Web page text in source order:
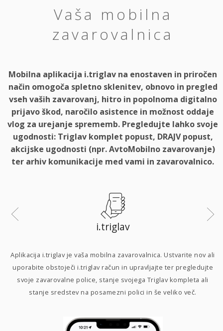
Vaša mobilna
zavarovalnica
Mobilna aplikacija i.triglav na enostaven in priročen
način omogoča spletno sklenitev, obnovo in pregled
vseh vaših zavarovanj, hitro in popolnoma digitalno
prijavo škod, naročilo asistence in možnost oddaje
vlog za urejanje sprememb. Pregledujte lahko svoje
ugodnosti: Triglav komplet popust, DRAJV popust,
akcijske ugodnosti (npr. AvtoMobilno zavarovanje)
ter arhiv komunikacije med vami in zavarovalnico.
i.triglav
Aplikacija i.triglav je vaša mobilna zavarovalnica. Ustvarite nov ali
uporabite obstoječi i.triglav račun in upravljajte ter pregledujte
svoje zavarovalne police, stanje svojega Triglav kompleta ali
stanje sredstev na posamezni polici in še veliko več.